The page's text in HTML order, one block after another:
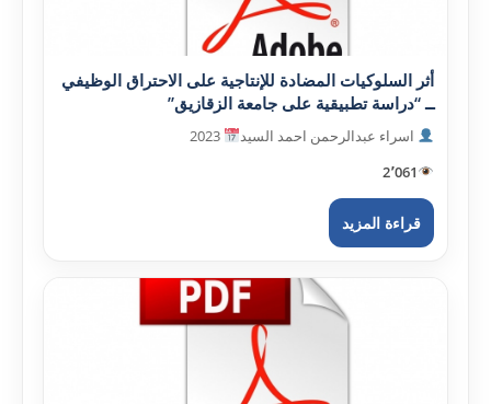
أثر السلوکيات المضادة للإنتاجية على الاحتراق الوظيفي
ــ “دراسة تطبيقية على جامعة الزقازيق”
اسراء عبدالرحمن احمد السيد
2٬061
قراءة المزيد